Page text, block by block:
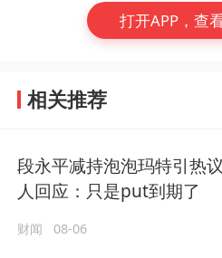
打开APP，查
相关推荐
段永平减持泡泡玛特引热
人回应：只是put到期了
财闻 08-06